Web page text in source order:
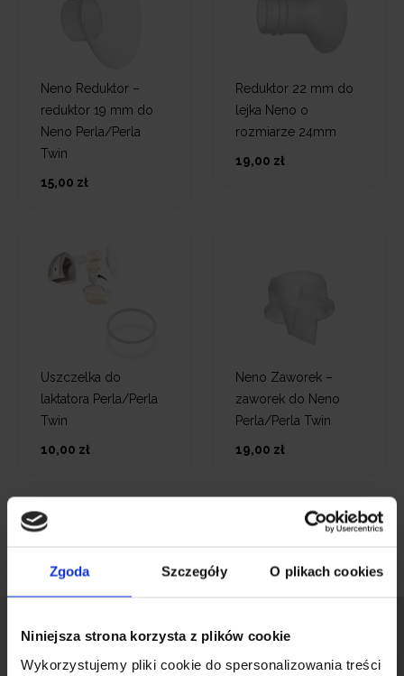
Zgoda Szczegóły O plikach cookies
Niniejsza strona korzysta z plików cookie
Wykorzystujemy pliki cookie do spersonalizowania treści
Neno Reduktor –
reduktor 19 mm do
Neno Perla/Perla
Twin
15,00 zł
Reduktor 22 mm do
lejka Neno o
rozmiarze 24mm
19,00 zł
Uszczelka do
laktatora Perla/Perla
Twin
10,00 zł
Neno Zaworek –
zaworek do Neno
Perla/Perla Twin
19,00 zł